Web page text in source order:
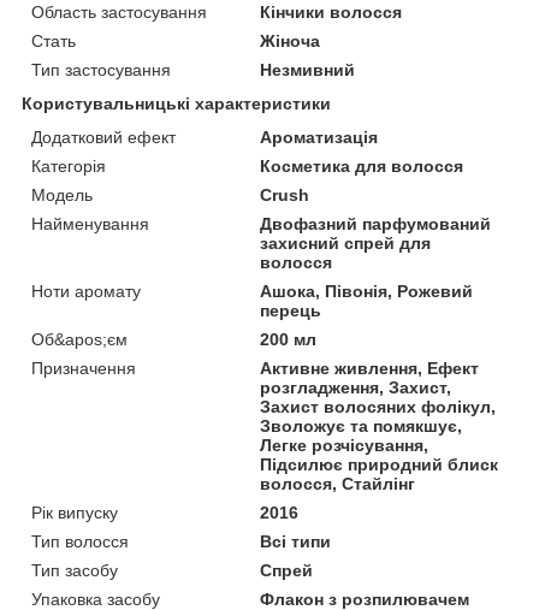
Область застосування
Кінчики волосся
Стать
Жіноча
Тип застосування
Незмивний
Користувальницькі характеристики
Додатковий ефект
Ароматизація
Категорія
Косметика для волосся
Мoдель
Crush
Найменування
Двофазний парфумований
захисний спрей для
волосся
Ноти аромату
Ашока, Півонія, Рожевий
перець
Об&apos;єм
200 мл
Призначення
Активне живлення, Ефект
розгладження, Захист,
Захист волосяних фолікул,
Зволожує та помякшує,
Легке розчісування,
Підсилює природний блиск
волосся, Стайлінг
Рік випуску
2016
Тип волосся
Всі типи
Тип засобу
Спрей
Упаковка засобу
Флакон з розпилювачем